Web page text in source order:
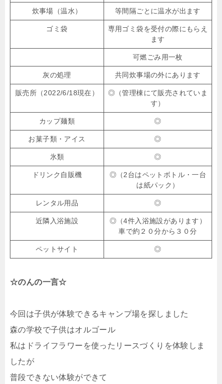
炊事場（温水） 等間隔ごとに温水が出ます
ゴミ袋
専用ゴミ袋を受付の際にもらえ
ます
可燃ごみ用一枚
灰の処理 共同炊事場の外にあります
販売所（2022/6/18現在）
◎（管理棟にて販売されていま
す）
カップ麺類 ◎
お菓子類・アイス ◎
氷類 ◎
ドリンク自販機
◎（2台はペットボトル・一台
は紙パック）
レンタル用品 ◎
近隣入浴施設
◎（4件入浴施設があります）
車で約２０分から３０分
ペットサイト ◎
☆のんの一言☆
今回は子供が体験できるキャンプ場を探しました
森の学校で子供はオルゴール
私はドライフラワーを使ったリースづくりを体験しま
したが
普段できない体験ができて